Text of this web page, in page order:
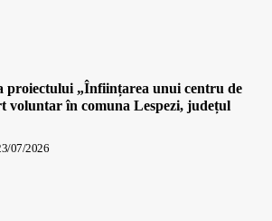
proiectului „Înființarea unui centru de
voluntar în comuna Lespezi, județul
07/2026